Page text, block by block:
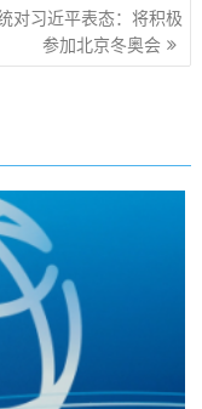
对习近平表态：将积极
参加北京冬奥会